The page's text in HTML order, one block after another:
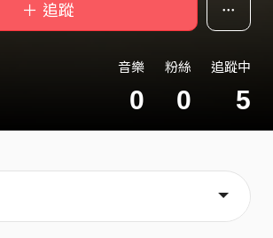
＋ 追蹤
音樂
0
粉絲
0
追蹤中
5